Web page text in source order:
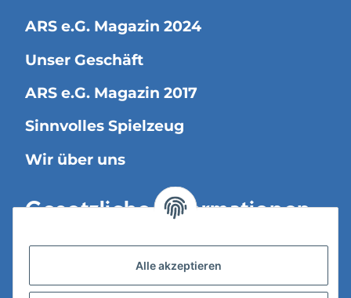
ARS e.G. Magazin 2024
Unser Geschäft
ARS e.G. Magazin 2017
Sinnvolles Spielzeug
Wir über uns
Gesetzliche Informationen
Versandinformationen
Datenschutz
Alle akzeptieren